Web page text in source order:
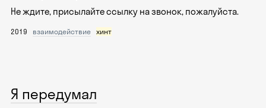
Не ждите, присылайте ссылку на звонок, пожалуйста.
2019 взаимодействие хинт
Я передумал